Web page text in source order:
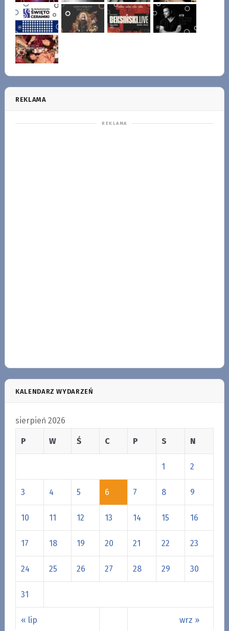
REKLAMA
KALENDARZ WYDARZEŃ
sierpień 2026
P W Ś C P S N
« lip wrz »
1 2
3 4 5 6 7 8 9
10 11 12 13 14 15 16
17 18 19 20 21 22 23
24 25 26 27 28 29 30
31